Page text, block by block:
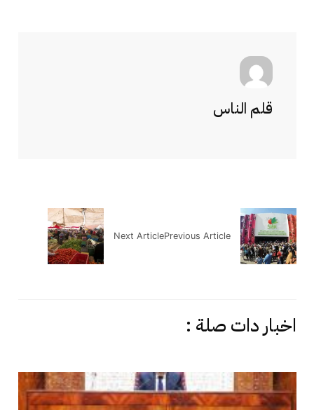
قلم الناس
Previous Article
Next Article
اخبار دات صلة :